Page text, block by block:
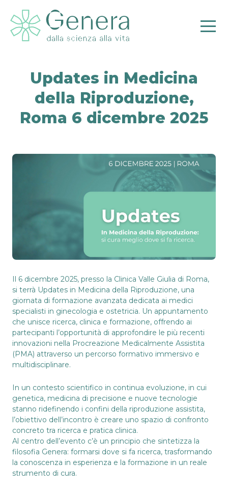
Updates in Medicina
della Riproduzione,
Roma 6 dicembre 2025
Il 6 dicembre 2025, presso la Clinica Valle Giulia di Roma,
si terrà Updates in Medicina della Riproduzione, una
giornata di formazione avanzata dedicata ai medici
specialisti in ginecologia e ostetricia. Un appuntamento
che unisce ricerca, clinica e formazione, offrendo ai
partecipanti l’opportunità di approfondire le più recenti
innovazioni nella Procreazione Medicalmente Assistita
(PMA) attraverso un percorso formativo immersivo e
multidisciplinare.
In un contesto scientifico in continua evoluzione, in cui
genetica, medicina di precisione e nuove tecnologie
stanno ridefinendo i confini della riproduzione assistita,
l’obiettivo dell’incontro è creare uno spazio di confronto
concreto tra ricerca e pratica clinica.
Al centro dell’evento c’è un principio che sintetizza la
filosofia Genera: formarsi dove si fa ricerca, trasformando
la conoscenza in esperienza e la formazione in un reale
strumento di cura.